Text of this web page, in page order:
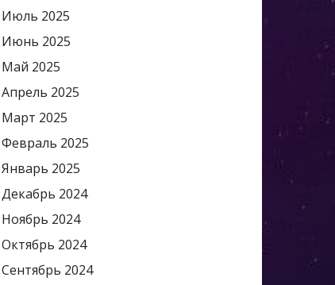
Июль 2025
Июнь 2025
Май 2025
Апрель 2025
Март 2025
Февраль 2025
Январь 2025
Декабрь 2024
Ноябрь 2024
Октябрь 2024
Сентябрь 2024